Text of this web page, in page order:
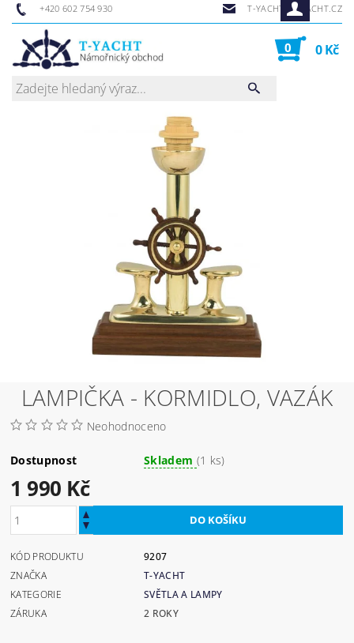
+420 602 754 930 T-YACHT@T-YACHT.CZ
0 0 Kč
LAMPIČKA - KORMIDLO, VAZÁK
Neohodnoceno
Dostupnost Skladem (1 ks)
1 990 Kč
KÓD PRODUKTU
9207
ZNAČKA
T-YACHT
KATEGORIE
SVĚTLA A LAMPY
ZÁRUKA
2 ROKY